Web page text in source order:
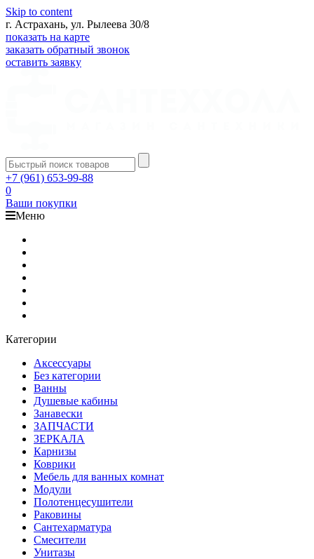
Skip to content
г. Астрахань, ул. Рылеева 30/8
показать на карте
заказать обратный звонок
оставить заявку
+7 (961) 653-99-88
0
Ваши покупки
Меню
Категории
Аксессуары
Без категории
Ванны
Душевые кабины
Занавески
ЗАПЧАСТИ
ЗЕРКАЛА
Карнизы
Коврики
Мебель для ванных комнат
Модули
Полотенцесушители
Раковины
Сантехарматура
Смесители
Унитазы